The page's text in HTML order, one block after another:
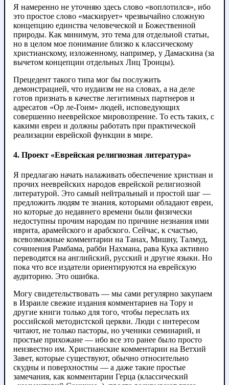
Я намеренно не уточняю здесь слово «воплотился», ибо
это простое слово «маскирует» чрезвычайно сложную
концепцию единства человеческой и Божественной
природы. Как минимум, это тема для отдельной статьи,
но в целом мое понимание близко к классическому
христианскому, изложенному, например, у Дамаскина (за
вычетом концепции отдельных Лиц Троицы).
Прецедент такого типа мог бы послужить
демонстрацией, что иудаизм не на словах, а на деле
готов признать в качестве легитимных партнеров и
адресатов «Ор ле-Гоим» людей, исповедующих
совершенно нееврейское мировоззрение. То есть таких, с
какими евреи и должны работать при практической
реализации еврейской функции в мире.
4. Проект «Еврейская религиозная литература»
Я предлагаю начать налаживать обеспечение христиан и
прочих нееврейских народов еврейской религиозной
литературой. Это самый нейтральный и простой шаг —
предложить людям те знания, которыми обладают евреи,
но которые до недавнего времени были физически
недоступны прочим народам по причине незнания ими
иврита, арамейского и арабского. Сейчас, к счастью,
всевозможные комментарии на Танах, Мишну, Талмуд,
сочинения Рамбама, рабби Нахмана, рава Кука активно
переводятся на английский, русский и другие языки. Но
пока что все издатели ориентируются на еврейскую
аудиторию. Это ошибка.
Могу свидетельствовать — мы сами регулярно закупаем
в Израиле свежие издания комментариев на Тору и
другие книги только для того, чтобы переслать их
российской методистской церкви. Люди с интересом
читают, не только пасторы, но ученики семинарий, и
простые прихожане — ибо все это ранее было просто
неизвестно им. Христианские комментарии на Ветхий
Завет, которые существуют, обычно относительно
скудны и поверхностны — а даже такие простые
замечания, как комментарии Герца (классический